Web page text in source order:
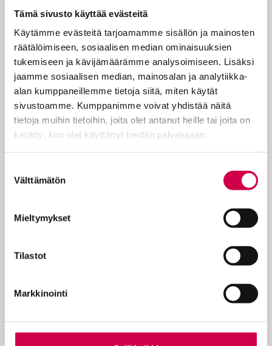
Tämä sivusto käyttää evästeitä
Käytämme evästeitä tarjoamamme sisällön ja mainosten
räätälöimiseen, sosiaalisen median ominaisuuksien
tukemiseen ja kävijämäärämme analysoimiseen. Lisäksi
jaamme sosiaalisen median, mainosalan ja analytiikka-
alan kumppaneillemme tietoja siitä, miten käytät
sivustoamme. Kumppanimme voivat yhdistää näitä
tietoja muihin tietoihin, joita olet antanut heille tai joita on
kerätty, kun olet käyttänyt heidän palvelujaan.
valinta
Välttämätön
Mieltymykset
Tilastot
Markkinointi
täällä Horisontti pisaroina putoilee
Tiernapojat kulkevat tiellä Tähti loistaa
kuusen päällä Moni villasukkia kutoilee
Aika epävarma ja niukka Kaikesta säästää
pitää Arvopohja maton alle piilottaa Silti voi
kai iloita hiukka Voi antaa toivon itää
Kurkistaa…
KOKEILE KUUKAUSI
Tutustu Sanan digitilaukseen
Tilaa Sana